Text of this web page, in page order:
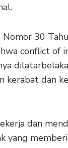
30
conflict of
kerabat dan
dan
yang